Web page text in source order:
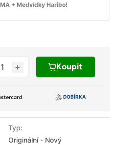
+ Medvídky Haribo!
Typ:
Originální - Nový
Koupit